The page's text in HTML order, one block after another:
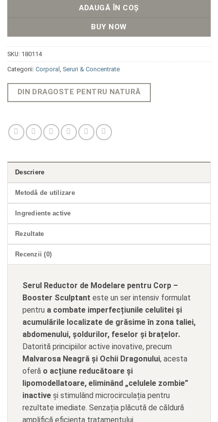
ADAUGĂ ÎN COȘ
BUY NOW
SKU: 180114
Categorii: Corporal , Seruri & Concentrate
DIN DRAGOSTE PENTRU NATURĂ
Descriere
Metodă de utilizare
Ingrediente active
Rezultate
Recenzii (0)
Serul Reductor de Modelare pentru Corp –
Booster Sculptant este un ser intensiv formulat
pentru a combate imperfecțiunile celulitei și
acumulările localizate de grăsime în zona taliei,
abdomenului, șoldurilor, feselor și brațelor.
Datorită principiilor active inovative, precum
Malvarosa Neagră și Ochii Dragonului, acesta
oferă o acțiune reducătoare și
lipomodellatoare, eliminând „celulele zombie”
inactive și stimulând microcirculația pentru
rezultate imediate. Senzația plăcută de căldură
amplifică eficiența tratamentului.